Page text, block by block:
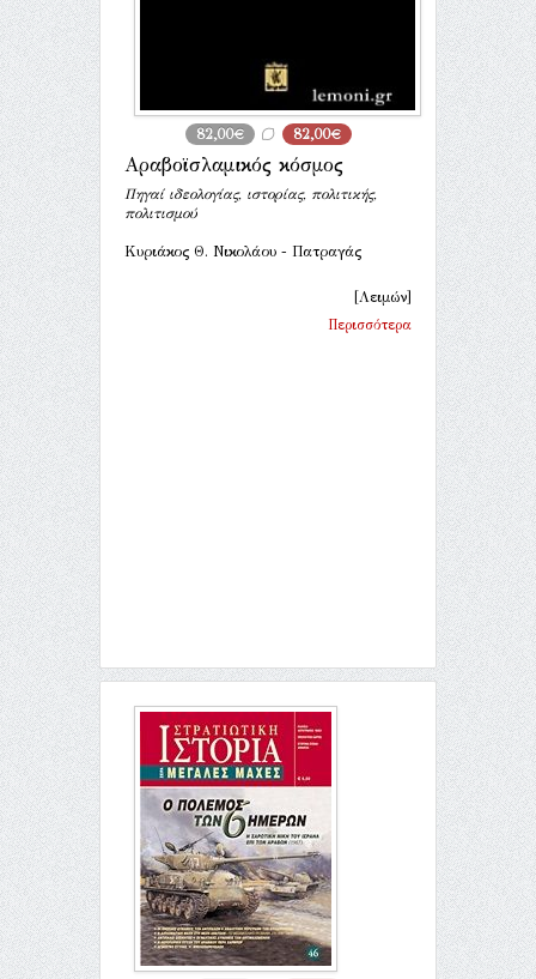
82,00€ 82,00€
Αραβοϊσλαμικός κόσμος
Πηγαί ιδεολογίας, ιστορίας, πολιτικής,
πολιτισμού
Κυριάκος Θ. Νικολάου - Πατραγάς
[Λειμών]
Περισσότερα